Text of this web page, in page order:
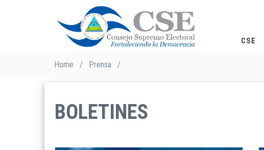
CSE
Breadcrumb
Home / Prensa /
BOLETINES